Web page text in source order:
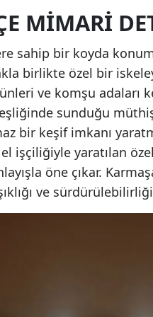
MIMARI
sahip bir koyda
birlikte özel bir
ve komşu adaları
sunduğu
bir keşif imkanı
işçiliğiyle yaratılan
öne çıkar.
ve